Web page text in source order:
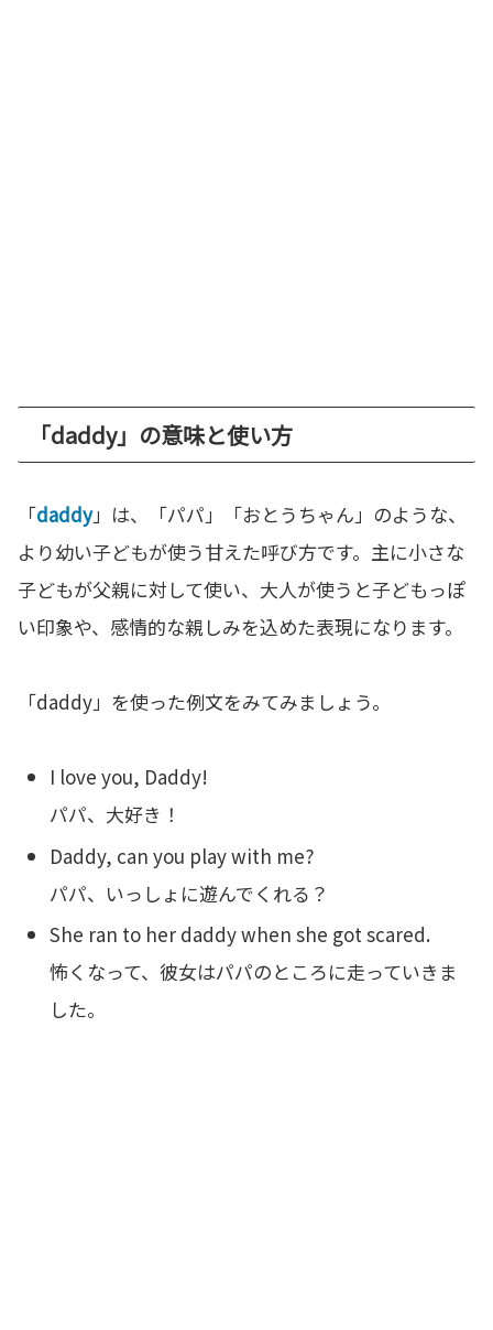
「daddy」の意味と使い方
「daddy」は、「パパ」「おとうちゃん」のような、
より幼い子どもが使う甘えた呼び方です。主に小さな
子どもが父親に対して使い、大人が使うと子どもっぽ
い印象や、感情的な親しみを込めた表現になります。
「daddy」を使った例文をみてみましょう。
I love you, Daddy!
パパ、大好き！
Daddy, can you play with me?
パパ、いっしょに遊んでくれる？
She ran to her daddy when she got scared.
怖くなって、彼女はパパのところに走っていきま
した。